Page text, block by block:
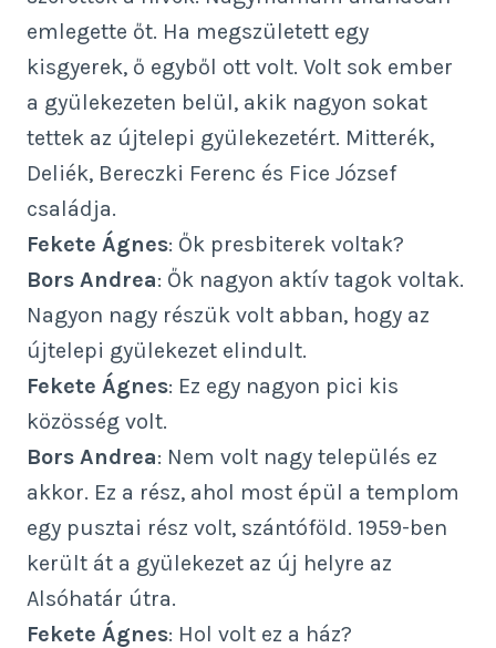
emlegette őt. Ha megszületett egy
kisgyerek, ő egyből ott volt. Volt sok ember
a gyülekezeten belül, akik nagyon sokat
tettek az újtelepi gyülekezetért. Mitterék,
Deliék, Bereczki Ferenc és Fice József
családja.
Fekete Ágnes: Ők presbiterek voltak?
Bors Andrea: Ők nagyon aktív tagok voltak.
Nagyon nagy részük volt abban, hogy az
újtelepi gyülekezet elindult.
Fekete Ágnes: Ez egy nagyon pici kis
közösség volt.
Bors Andrea: Nem volt nagy település ez
akkor. Ez a rész, ahol most épül a templom
egy pusztai rész volt, szántóföld. 1959-ben
került át a gyülekezet az új helyre az
Alsóhatár útra.
Fekete Ágnes: Hol volt ez a ház?